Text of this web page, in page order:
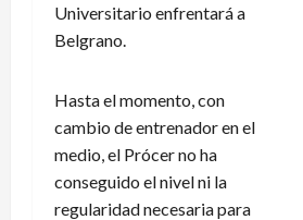
Universitario enfrentará a
Belgrano.
Hasta el momento, con
cambio de entrenador en el
medio, el Prócer no ha
conseguido el nivel ni la
regularidad necesaria para